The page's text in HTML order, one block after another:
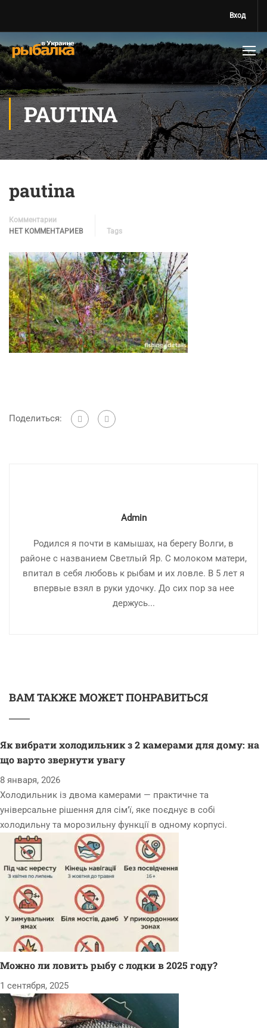
Вход
PAUTINA
pautina
Комментарии
НЕТ КОММЕНТАРИЕВ
Tags
Поделиться:
Admin
Родился я почти в камышах, на берегу Волги, в
районе с названием Светлый Яр. С молоком матери,
впитал в себя любовь к рыбам и их ловле. В 5 лет я
впервые взял в руки удочку. До сих пор за нее
держусь...
ВАМ ТАКЖЕ МОЖЕТ ПОНРАВИТЬСЯ
Як вибрати холодильник з 2 камерами для дому: на
що варто звернути увагу
8 января, 2026
Холодильник із двома камерами — практичне та
універсальне рішення для сім’ї, яке поєднує в собі
холодильну та морозильну функції в одному корпусі.
Можно ли ловить рыбу с лодки в 2025 году?
1 сентября, 2025